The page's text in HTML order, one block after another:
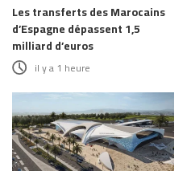
Les transferts des Marocains
d’Espagne dépassent 1,5
milliard d’euros
il y a 1 heure